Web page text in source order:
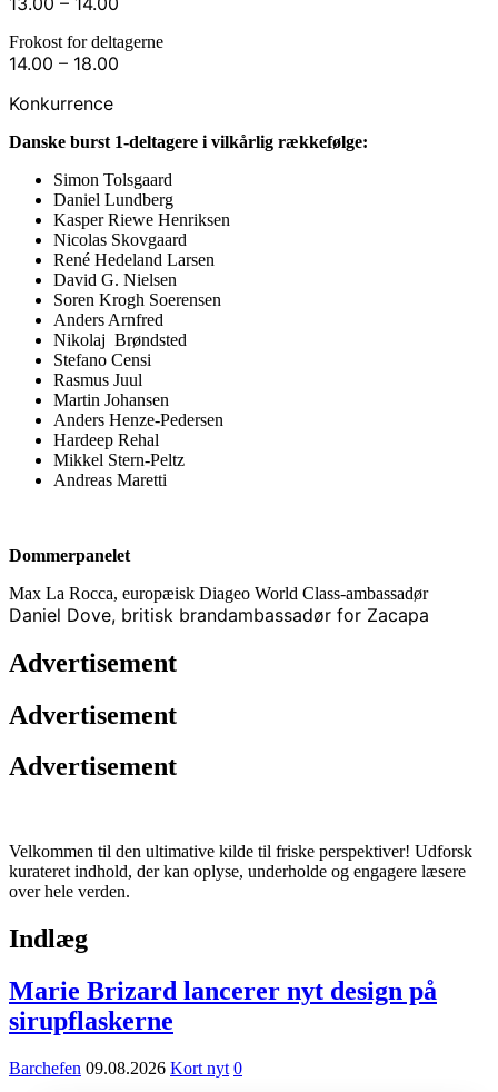
Frokost for deltagerne
14.00 – 18.00
Konkurrence
Danske burst 1-deltagere i vilkårlig rækkefølge:
Simon Tolsgaard
Daniel Lundberg
Kasper Riewe Henriksen
Nicolas Skovgaard
René Hedeland Larsen
David G. Nielsen
Soren Krogh Soerensen
Anders Arnfred
Nikolaj Brøndsted
Stefano Censi
Rasmus Juul
Martin Johansen
Anders Henze-Pedersen
Hardeep Rehal
Mikkel Stern-Peltz
Andreas Maretti
Dommerpanelet
Max La Rocca, europæisk Diageo World Class-ambassadør
Daniel Dove, britisk brandambassadør for Zacapa
Advertisement
Advertisement
Advertisement
Velkommen til den ultimative kilde til friske perspektiver! Udforsk
kurateret indhold, der kan oplyse, underholde og engagere læsere
over hele verden.
Indlæg
Marie Brizard lancerer nyt design på
sirupflaskerne
Barchefen 09.08.2026 Kort nyt 0